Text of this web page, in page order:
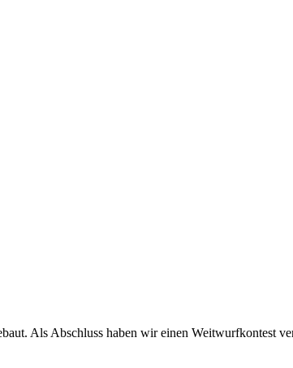
Als Abschluss haben wir einen Weitwurfkontest